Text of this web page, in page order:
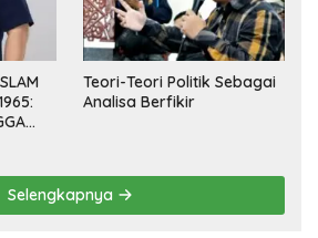
Teori-Teori Politik Sebagai
Analisa Berfikir
Selengkapnya